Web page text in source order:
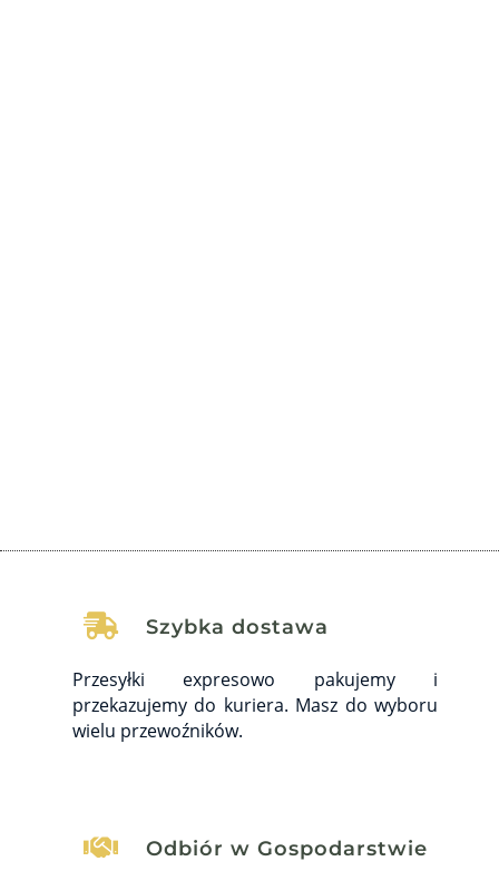
 Szybka dostawa
Przesyłki expresowo pakujemy i
przekazujemy do kuriera. Masz do wyboru
wielu przewoźników.
 Odbiór w Gospodarstwie